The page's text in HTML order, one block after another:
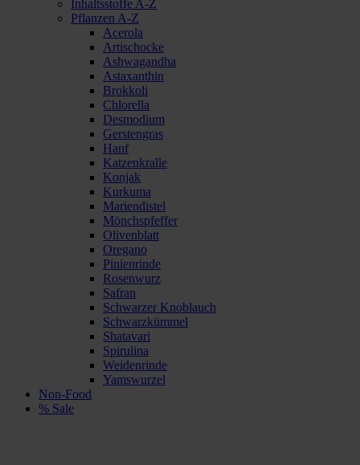
Inhaltsstoffe A-Z
Pflanzen A-Z
Acerola
Artischocke
Ashwagandha
Astaxanthin
Brokkoli
Chlorella
Desmodium
Gerstengras
Hanf
Katzenkralle
Konjak
Kurkuma
Mariendistel
Mönchspfeffer
Olivenblatt
Oregano
Pinienrinde
Rosenwurz
Safran
Schwarzer Knoblauch
Schwarzkümmel
Shatavari
Spirulina
Weidenrinde
Yamswurzel
Non-Food
% Sale